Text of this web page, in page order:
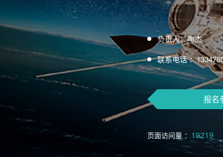
负责人：陶杰
联系电话 ：
报名
页面访问量 ： 19219